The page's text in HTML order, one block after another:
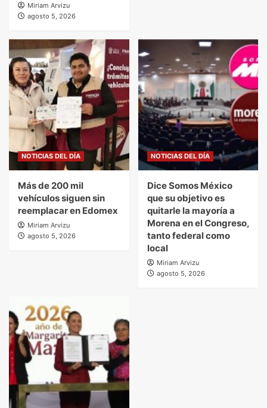
Miriam Arvizu
agosto 5, 2026
NOTICIAS DEL DÍA
Más de 200 mil
vehículos siguen sin
reemplacar en Edomex
Miriam Arvizu
agosto 5, 2026
NOTICIAS DEL DÍA
Dice Somos México
que su objetivo es
quitarle la mayoría a
Morena en el Congreso,
tanto federal como
local
Miriam Arvizu
agosto 5, 2026